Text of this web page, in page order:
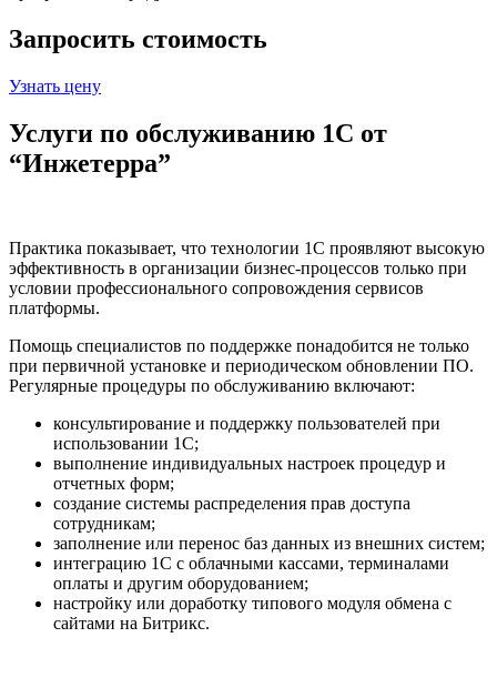
Запросить стоимость
Узнать цену
Услуги по обслуживанию 1С от
“Инжетерра”
Практика показывает, что технологии 1С проявляют высокую
эффективность в организации бизнес-процессов только при
условии профессионального сопровождения сервисов
платформы.
Помощь специалистов по поддержке понадобится не только
при первичной установке и периодическом обновлении ПО.
Регулярные процедуры по обслуживанию включают:
консультирование и поддержку пользователей при
использовании 1С;
выполнение индивидуальных настроек процедур и
отчетных форм;
создание системы распределения прав доступа
сотрудникам;
заполнение или перенос баз данных из внешних систем;
интеграцию 1С с облачными кассами, терминалами
оплаты и другим оборудованием;
настройку или доработку типового модуля обмена с
сайтами на Битрикс.